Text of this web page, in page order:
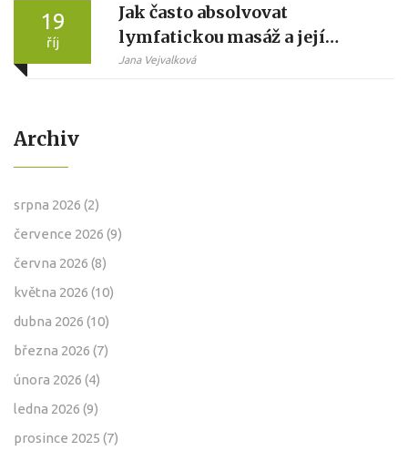
19
říj
Jak často absolvovat
lymfatickou masáž a její
přínosy
Jana Vejvalková
Archiv
srpna 2026 (2)
července 2026 (9)
června 2026 (8)
května 2026 (10)
dubna 2026 (10)
března 2026 (7)
února 2026 (4)
ledna 2026 (9)
prosince 2025 (7)